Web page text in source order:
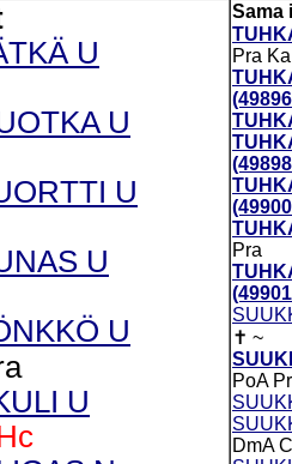
U
U
U
U
U
U
Sama
Pra Ka
Pra
✝ ~
PoA
DmA